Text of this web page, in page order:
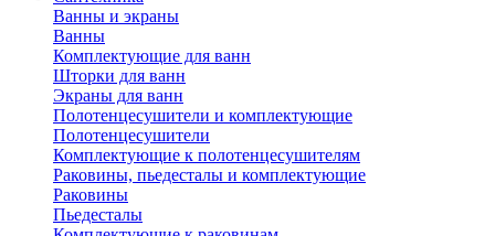
Ванны и экраны
Ванны
Комплектующие для ванн
Шторки для ванн
Экраны для ванн
Полотенцесушители и комплектующие
Полотенцесушители
Комплектующие к полотенцесушителям
Раковины, пьедесталы и комплектующие
Раковины
Пьедесталы